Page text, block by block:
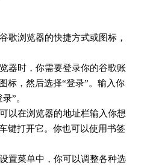
歌浏览器的快捷方式或图标，
器时，你需要登录你的谷歌账
标，然后选择“登录”。输入你
”。
以在浏览器的地址栏输入你想
键打开它。你也可以使用书签
置菜单中，你可以调整各种选